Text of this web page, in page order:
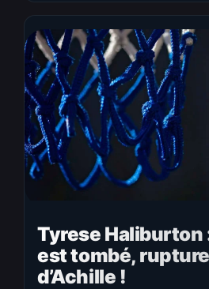
Tyrese Haliburton
est tombé,
d’Achille !